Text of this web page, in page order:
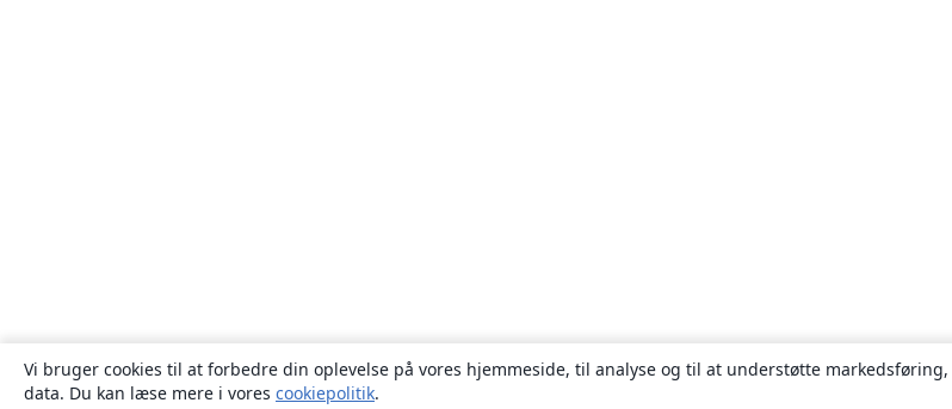
Vi bruger cookies til at forbedre din oplevelse på vores hjemmeside, til analyse og til at understøtte
data. Du kan læse mere i vores cookiepolitik.